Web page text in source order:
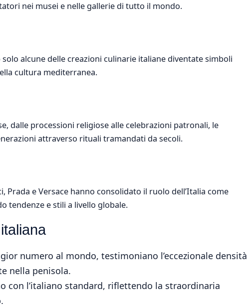
nei musei e nelle gallerie di tutto il mondo.
alcune delle creazioni culinarie italiane diventate simboli
cultura mediterranea.
dalle processioni religiose alle celebrazioni patronali, le
attraverso rituali tramandati da secoli.
Prada e Versace hanno consolidato il ruolo dell’Italia come
tendenze e stili a livello globale.
numero al mondo, testimoniano l’eccezionale densità
nella penisola.
con l’italiano standard, riflettendo la straordinaria